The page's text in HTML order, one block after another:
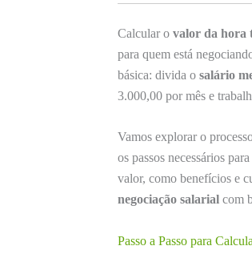
Calcular o valor da hora
para quem está
básica: divida o salário
3.000,00 por mês e
Vamos explorar o
os passos necessários
valor, como benefícios e
negociação salarial com
Passo a Passo para